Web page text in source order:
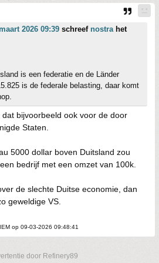
2026 09:39 schreef nostrahet
is een federatie en de Länder
is de federale belasting, daar komt
bijvoorbeeld ook voor de door
Staten.
5000 dollar boven Duitsland zou
bedrijf met een omzet van 100k.
de slechte Duitse economie, dan
geweldige VS.
op 09-03-2026 09:48:41
door Refinery89